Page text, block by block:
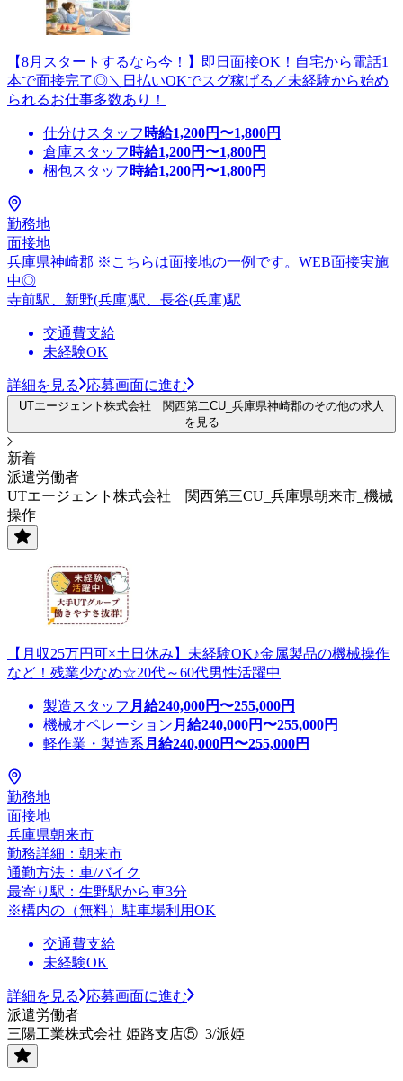
【8月スタートするなら今！】即日面接OK！自宅から電話1
本で面接完了◎＼日払いOKでスグ稼げる／未経験から始め
られるお仕事多数あり！
仕分けスタッフ 時給1,200円〜1,800円
倉庫スタッフ 時給1,200円〜1,800円
梱包スタッフ 時給1,200円〜1,800円
勤務地
面接地
兵庫県神崎郡 ※こちらは面接地の一例です。WEB面接実施
中◎
寺前駅、新野(兵庫)駅、長谷(兵庫)駅
交通費支給
未経験OK
詳細を見る 応募画面に進む
UTエージェント株式会社 関西第二CU_兵庫県神崎郡のその他の求人
を見る
新着
派遣労働者
UTエージェント株式会社 関西第三CU_兵庫県朝来市_機械
操作
【月収25万円可×土日休み】未経験OK♪金属製品の機械操作
など！残業少なめ☆20代～60代男性活躍中
製造スタッフ 月給240,000円〜255,000円
機械オペレーション 月給240,000円〜255,000円
軽作業・製造系 月給240,000円〜255,000円
勤務地
面接地
兵庫県朝来市
勤務詳細：朝来市
通勤方法：車/バイク
最寄り駅：生野駅から車3分
※構内の（無料）駐車場利用OK
交通費支給
未経験OK
詳細を見る
応募画面に進む
派遣労働者
三陽工業株式会社 姫路支店⑤_3/派姫